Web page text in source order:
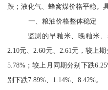
跌 ；液化气、蜂窝煤价格平稳。
一、粮油价格整体稳定
监测的早籼米、晚籼米
2.10元、 2.60元、 2.61 元，较上
5.78% ； 较 上月同期分别下跌
别下跌7.89% 1.14% 8.42%。